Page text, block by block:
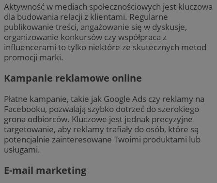
Aktywność w mediach społecznościowych jest kluczowa
dla budowania relacji z klientami. Regularne
publikowanie treści, angażowanie się w dyskusje,
organizowanie konkursów czy współpraca z
influencerami to tylko niektóre ze skutecznych metod
promocji marki.
Kampanie reklamowe online
Płatne kampanie, takie jak Google Ads czy reklamy na
Facebooku, pozwalają szybko dotrzeć do szerokiego
grona odbiorców. Kluczowe jest jednak precyzyjne
targetowanie, aby reklamy trafiały do osób, które są
potencjalnie zainteresowane Twoimi produktami lub
usługami.
E-mail marketing